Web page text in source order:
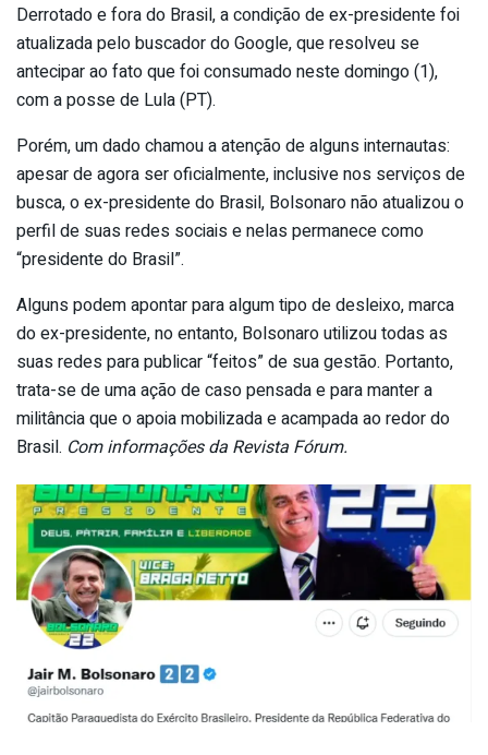
Derrotado e fora do Brasil, a condição de ex-presidente foi
atualizada pelo buscador do Google, que resolveu se
antecipar ao fato que foi consumado neste domingo (1),
com a posse de Lula (PT).
Porém, um dado chamou a atenção de alguns internautas:
apesar de agora ser oficialmente, inclusive nos serviços de
busca, o ex-presidente do Brasil, Bolsonaro não atualizou o
perfil de suas redes sociais e nelas permanece como
“presidente do Brasil”.
Alguns podem apontar para algum tipo de desleixo, marca
do ex-presidente, no entanto, Bolsonaro utilizou todas as
suas redes para publicar “feitos” de sua gestão. Portanto,
trata-se de uma ação de caso pensada e para manter a
militância que o apoia mobilizada e acampada ao redor do
Brasil. Com informações da Revista Fórum.